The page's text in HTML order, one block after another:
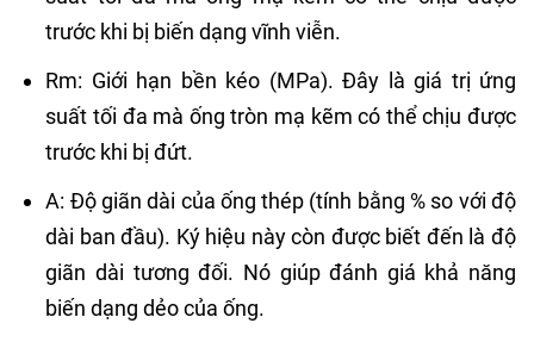
trước khi bị biến dạng vĩnh viễn.
Rm: Giới hạn bền kéo (MPa). Đây là giá trị ứng
suất tối đa mà ống tròn mạ kẽm có thể chịu được
trước khi bị đứt.
A: Độ giãn dài của ống thép (tính bằng % so với độ
dài ban đầu). Ký hiệu này còn được biết đến là độ
giãn dài tương đối. Nó giúp đánh giá khả năng
biến dạng dẻo của ống.